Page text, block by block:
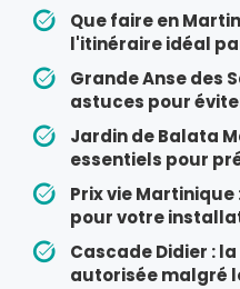
Que faire en
l'itinéraire idéal
Grande Anse des
astuces pour
Jardin de Balata
essentiels pour
Prix vie
pour votre
Cascade Didier :
autorisée malgré